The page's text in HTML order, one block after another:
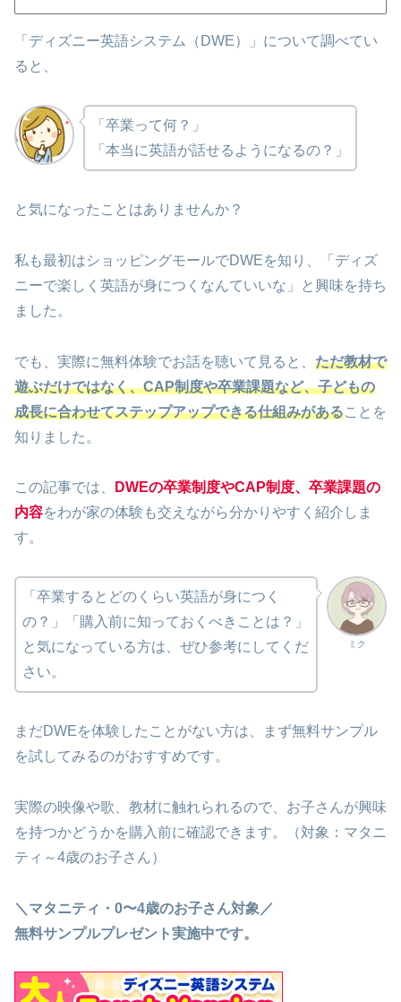
「ディズニー英語システム（DWE）」について調べてい
ると、
「卒業って何？」
「本当に英語が話せるようになるの？」
と気になったことはありませんか？
私も最初はショッピングモールでDWEを知り、「ディズ
ニーで楽しく英語が身につくなんていいな」と興味を持ち
ました。
でも、実際に無料体験でお話を聴いて見ると、 ただ教材で
遊ぶだけではなく、CAP制度や卒業課題など、子どもの
成長に合わせてステップアップできる仕組みがあることを
知りました。
この記事では、
DWEの卒業制度やCAP制度、卒業課題の
内容をわが家の体験も交えながら分かりやすく紹介しま
す。
ミク
「卒業するとどのくらい英語が身につく
の？」「購入前に知っておくべきことは？」
と気になっている方は、ぜひ参考にしてくだ
さい。
まだDWEを体験したことがない方は、まず無料サンプル
を試してみるのがおすすめです。
実際の映像や歌、教材に触れられるので、お子さんが興味
を持つかどうかを購入前に確認できます。（対象：マタニ
ティ～4歳のお子さん）
＼マタニティ・0〜4歳のお子さん対象／
無料サンプルプレゼント実施中です。